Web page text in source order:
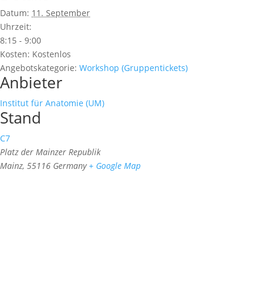
Datum: 11. September
Uhrzeit:
8:15 - 9:00
Kosten: Kostenlos
Angebotskategorie: Workshop (Gruppentickets)
Anbieter
Institut für Anatomie (UM)
Stand
C7
Platz der Mainzer Republik
Mainz, 55116 Germany + Google Map